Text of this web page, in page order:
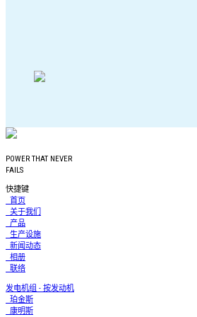
POWER THAT NEVER
FAILS
快捷键
首页
关于我们
产品
生产设施
新闻动态
相册
联络
发电机组 - 按发动机
珀金斯
康明斯